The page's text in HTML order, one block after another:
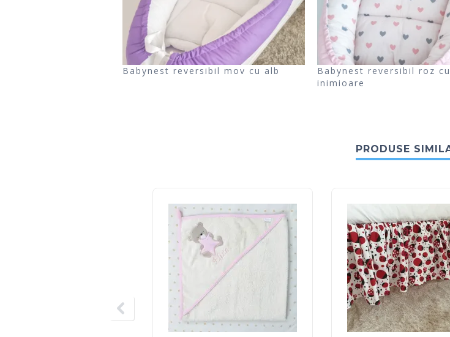
Babynest reversibil mov cu alb
Babynest reversibil roz cu
inimioare
PRODUSE